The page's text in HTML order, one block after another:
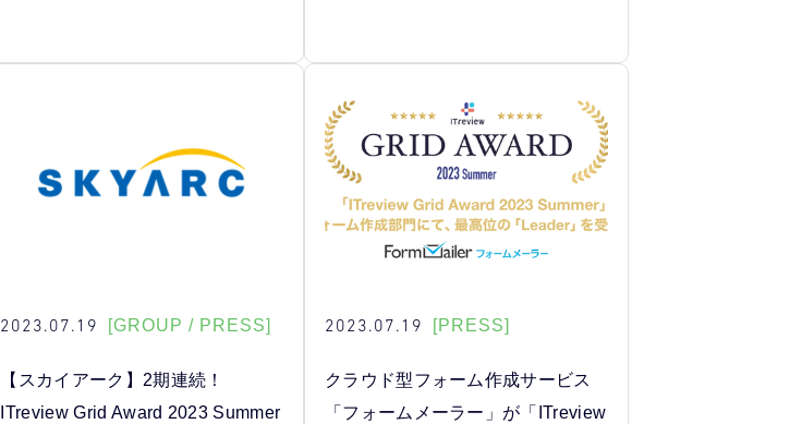
2023.07.19 [GROUP / PRESS]
【スカイアーク】2期連続！
ITreview Grid Award 2023 Summer
2023.07.19 [PRESS]
クラウド型フォーム作成サービス
「フォームメーラー」が「ITreview